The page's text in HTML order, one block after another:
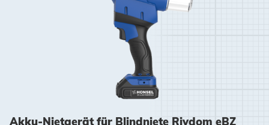
Akku-Nietgerät für Blindniete Rivdom eBZ